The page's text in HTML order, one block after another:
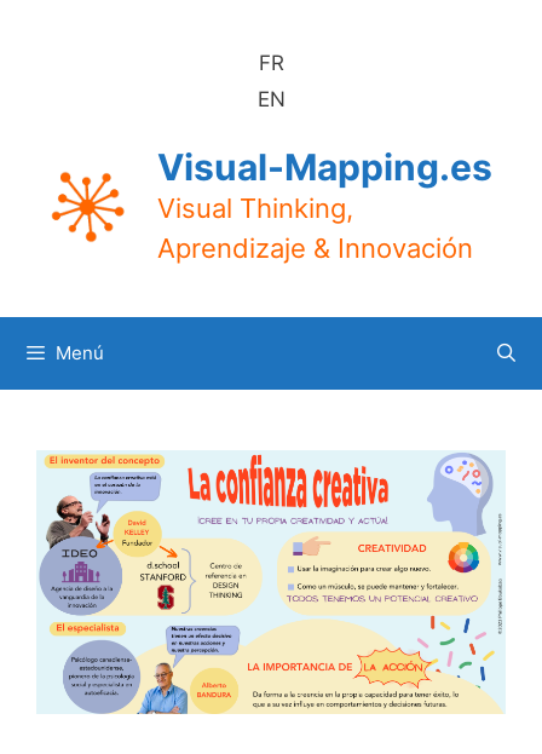
FR
EN
Visual-Mapping.es
Visual Thinking,
Aprendizaje & Innovación
Menú